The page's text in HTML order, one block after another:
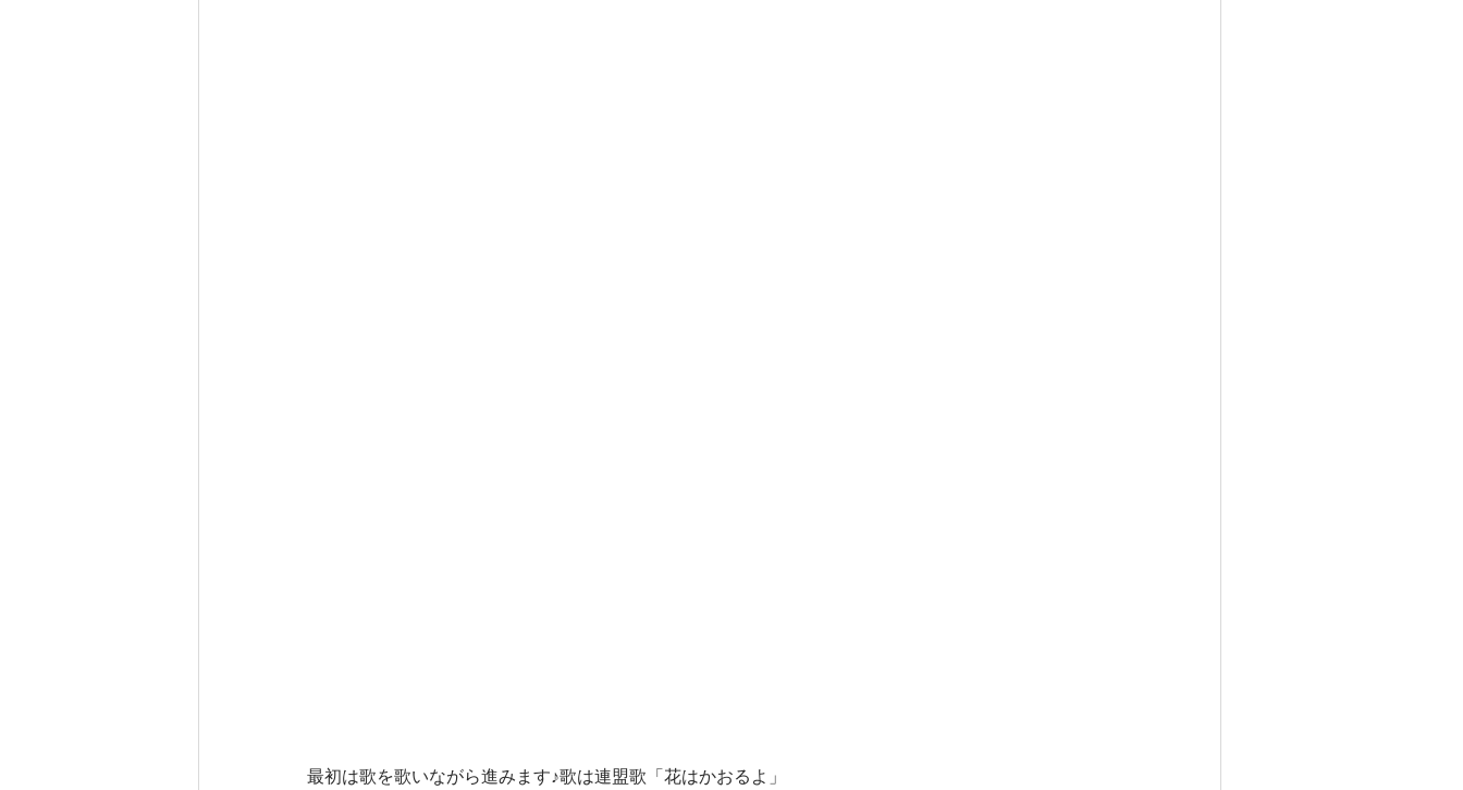
最初は歌を歌いながら進みます♪歌は連盟歌「花はかおるよ」